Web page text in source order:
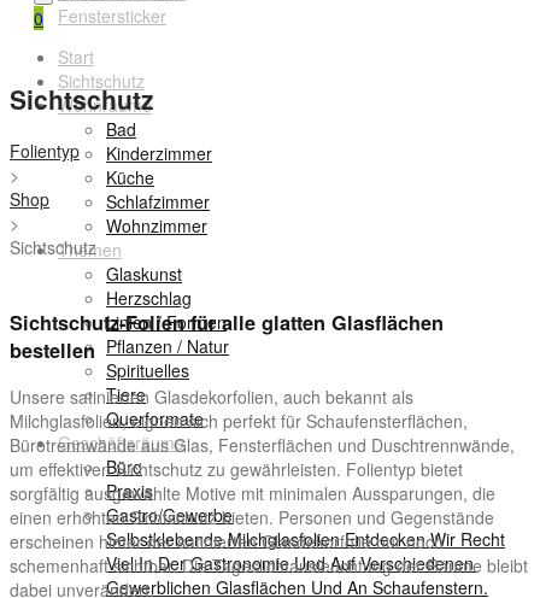
Fenstersticker
Start
Sichtschutz
Wohnräume
Bad
Kinderzimmer
Küche
Schlafzimmer
Wohnzimmer
Themen
Glaskunst
Herzschlag
Linien / Formen
Pflanzen / Natur
Spirituelles
Tiere
Querformate
Geschäftsräume
Büro
Praxis
Gastro/Gewerbe
Selbstklebende Milchglasfolien Entdecken Wir Recht
Viel In Der Gastronomie Und Auf Verschiedenen
Gewerblichen Glasflächen Und An Schaufenstern.
0
Sichtschutz
Folientyp
>
Shop
>
Sichtschutz
Sichtschutz-Folien für alle glatten Glasflächen
bestellen
Unsere satinierten Glasdekorfolien, auch bekannt als
Milchglasfolien, eignen sich perfekt für Schaufensterflächen,
Bürotrennwände aus Glas, Fensterflächen und Duschtrennwände,
um effektiven Sichtschutz zu gewährleisten. Folientyp bietet
sorgfältig ausgewählte Motive mit minimalen Aussparungen, die
einen erhöhten Sichtschutz bieten. Personen und Gegenstände
erscheinen hinter der satinierten Glasdekorfolie nur noch
schemenhaft sichtbar. Die Tageslichtausleuchtung der Räume bleibt
dabei unverändert.